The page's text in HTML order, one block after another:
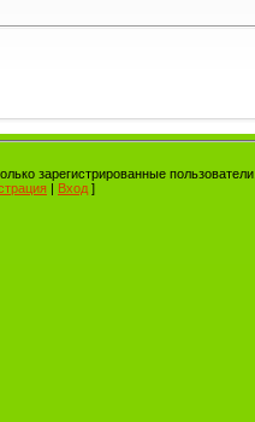
зарегистрированные пользователи.
| Вход ]